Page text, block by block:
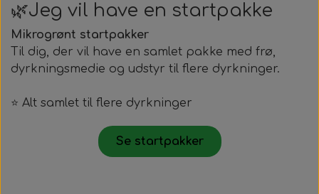
🌿Jeg vil have en startpakke
Mikrogrønt startpakker
Til dig, der vil have en samlet pakke med frø,
dyrkningsmedie og udstyr til flere dyrkninger.
⭐ Alt samlet til flere dyrkninger
Se startpakker